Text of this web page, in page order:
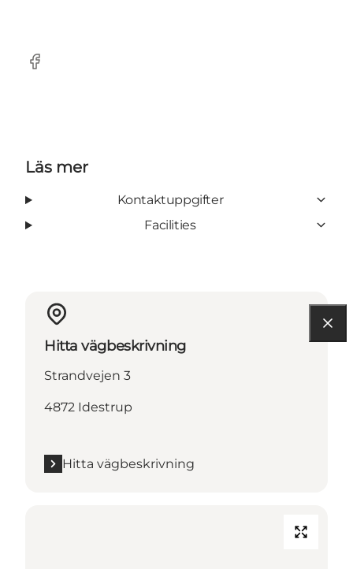
Facebook
Läs mer
Kontaktuppgifter
Facilities
Hitta vägbeskrivning
Strandvejen 3
4872 Idestrup
Hitta vägbeskrivning